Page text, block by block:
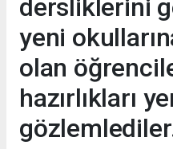
dersliklerini
yeni
olan
hazırlıkları